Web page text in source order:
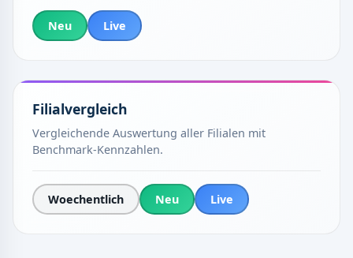
Neu Live
Filialvergleich
Vergleichende Auswertung aller Filialen mit
Benchmark-Kennzahlen.
Woechentlich Neu Live